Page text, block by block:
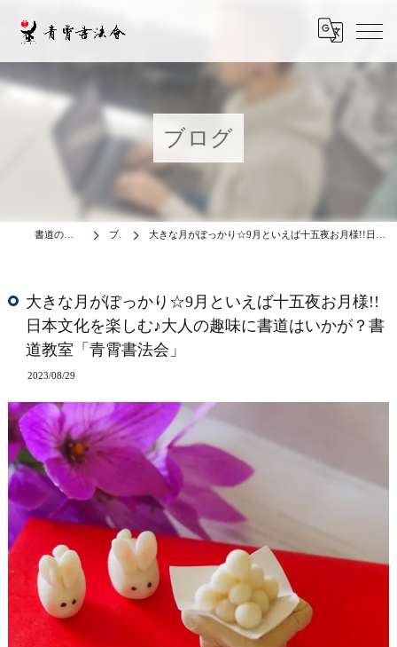
ブログ
書道の教室は青霄書法会 ブログ 大きな月がぽっかり☆9月といえば十五夜お月様!!日本文化を楽しむ♪大人の趣味に書道はいかが？書道教室「青霄書法会」
大きな月がぽっかり☆9月といえば十五夜お月様!!
日本文化を楽しむ♪大人の趣味に書道はいかが？書
道教室「青霄書法会」
2023/08/29